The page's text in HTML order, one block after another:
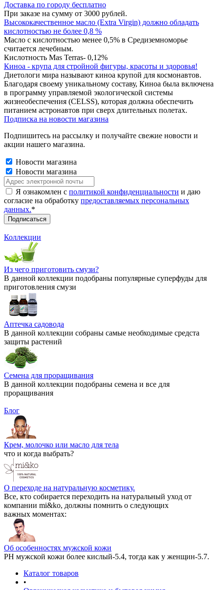
Доставка по городу бесплатно
При заказе на сумму от 3000 рублей.
Высококачественное масло (Extra Virgin) должно обладать
кислотностью не более 0,8 %
Масло с кислотностью менее 0,5% в Средиземноморье
считается лечебным.
Кислотность Mas Terras- 0,12%
Киноа - крупа для стройной фигуры, красоты и здоровья!
Диетологи мира называют киноа крупой для космонавтов.
Благодаря своему уникальному составу, Киноа была включена
в программу управляемой экологической системы
жизнеобеспечения (CELSS), которая должна обеспечить
питанием астронавтов при сверх длительных полетах.
Подписка на новости магазина
Подпишитесь на рассылку и получайте свежие новости и
акции нашего магазина.
Новости магазина
Новости магазина
Я ознакомлен с политикой конфиденциальности и даю
согласие на обработку предоставляемых персональных
данных.*
Коллекции
Из чего приготовить смузи?
В данной коллекции подобраны популярные суперфуды для
приготовления смузи
Аптечка садовода
В данной коллекции собраны самые необходимые средста
защиты растений
Семена для проращивания
В данной коллекции подобраны семена и все для
проращивания
Блог
Крем, молочко или масло для тела
что и когда выбрать?
О переходе на натуральную косметику.
Все, кто собирается переходить на натуральный уход от
компании mi&ko, должны помнить о следующих
важных моментах:
Об особенностях мужской кожи
РН мужской кожи более кислый-5.4, тогда как у женщин-5.7.
Каталог товаров
•